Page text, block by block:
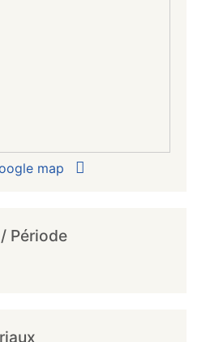
map
Période